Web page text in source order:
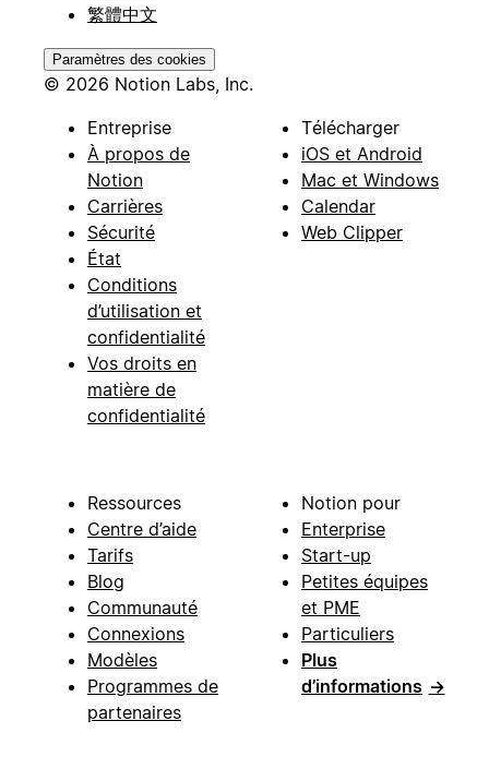
繁體中文
Paramètres des cookies
© 2026 Notion Labs, Inc.
Entreprise
À propos de
Notion
Carrières
Sécurité
État
Conditions
d’utilisation et
confidentialité
Vos droits en
matière de
confidentialité
Télécharger
iOS et Android
Mac et Windows
Calendar
Web Clipper
Ressources
Centre d’aide
Tarifs
Blog
Communauté
Connexions
Modèles
Programmes de
partenaires
Notion pour
Enterprise
Start-up
Petites équipes
et PME
Particuliers
Plus
d’informations →